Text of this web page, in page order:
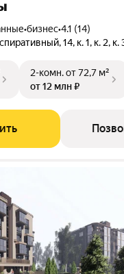
•бизнес•4.1 (14)
14, к. 1, к. 2, к.
2-комн.от 72,7 м²
от 12 млн ₽